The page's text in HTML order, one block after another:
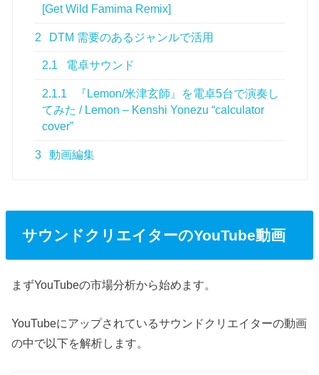
[Get Wild Famima Remix]
2 DTM 需要のあるジャンルで活用
2.1 電卓サウンド
2.1.1
『Lemon/米津玄師』を電卓5台で演奏し
てみた / Lemon – Kenshi Yonezu “calculator
cover”
3 動画編集
サウンドクリエイターのYouTube動画
まずYouTubeの市場分析から始めます。
YouTubeにアップされているサウンドクリエイターの動画
の中で以下を解析します。